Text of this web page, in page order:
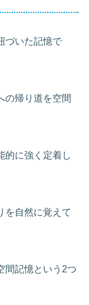
づいた記憶で
の帰り道を空間
的に強く定着し
を自然に覚えて
間記憶という2つ